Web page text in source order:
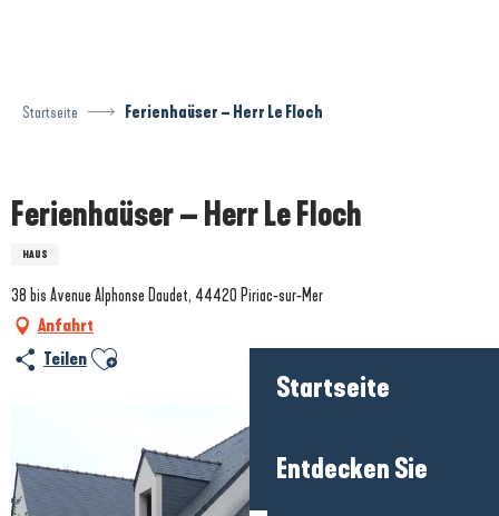
Startseite
Entdecken Sie
Startseite Ferienhaüser – Herr Le Floch
Ferienhaüser – Herr Le Floch
HAUS
38 bis Avenue Alphonse Daudet, 44420 Piriac-sur-Mer
Anfahrt
Teilen Ajouter aux favoris